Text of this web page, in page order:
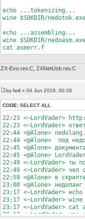
echo ...tokenizing...
wine $SDKDIR/
echo ...assembling...
wine $SDKDIR/
cat asmerr.f
ZX-Evo rev.C, ZXNetUsb rev.С
bylvd » 04 Jun 2019, 00:26
CODE:SELECT ALL
22:23 <~LordVader>
22:23 <~LordVader>
22:44 <@Alone>
22:44 <@Alone> под
22:45 <@Alone>
22:45 <@Alone>
22:49 <~LordVader> ты
22:49 <~LordVader> чел
22:59 <@Alone> в
23:00 <@Alone>
23:17 <~LordVader>
23:17 <~LordVader> wine
23:17 <~LordVader> cat
23:17 <~LordVader> как